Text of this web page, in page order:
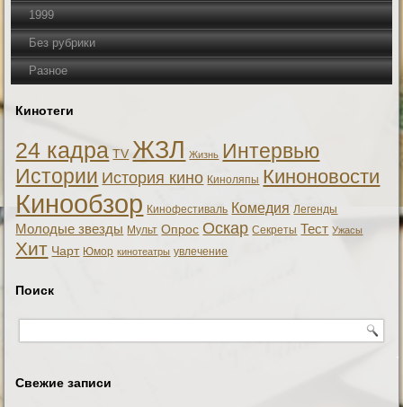
1999
Без рубрики
Разное
Кинотеги
24 кадра TV ЖЗЛ Жизнь Интервью
Истории История кино Киноляпы Киноновости
Кинообзор Кинофестиваль Комедия Легенды
Молодые звезды Мульт Опрос Оскар Секреты Тест Ужасы
Хит Чарт Юмор кинотеатры увлечение
Поиск
Свежие записи